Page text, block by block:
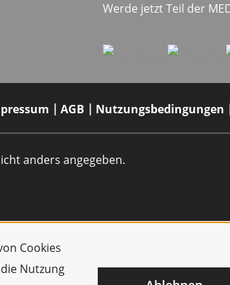
Cookies
Nutzung
Werde jetzt Teil der
AGB Nutzungsbedingungen
anders angegeben.